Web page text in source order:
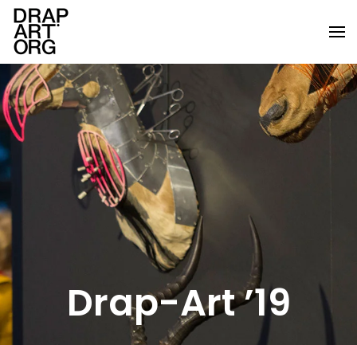
Ir al contenido principal
Drap-Art ’19